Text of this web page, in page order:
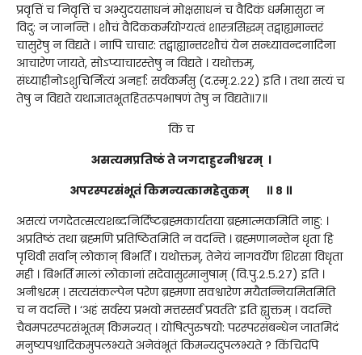
प्रवृत्तिं च निवृत्तिं च अभ्युदयसाधनं मोक्षसाधनं च वैदिकं धर्ममासुरा न
विदु: न जानन्ति । शौचं वैदिककर्मयोग्यत्वं शास्त्रसिद्धम् तद्बाह्यमान्तरं
चासुरेषु न विद्यते । नापि चाचार: तद्बाह्यान्तरशौचं येन सन्ध्यावन्दनादिना
आचारेण जायते, सोऽप्याचारस्तेषु न विद्यते । यथोक्तम्,
संध्याहीनोऽशुचिर्नित्यं अनर्हा: सर्वकर्मसु (द.स्मृ.२.२२) इति । तथा सत्यं च
तेषु न विद्यते यथाज्ञातभूतहितरूपभाषणं तेषु न विद्यते॥७॥
किं च
असत्यमप्रतिष्ठं ते जगदाहुरनीश्वरम् ।
अपरस्परसंभूतं किमन्यत्कामहेतुकम् ॥ ८ ॥
असत्यं जगदेतत्सत्यशब्दनिर्दिष्टब्रह्मकार्यतया ब्रह्मात्मकमिति नाहु: ।
अप्रतिष्ठं तथा ब्रह्मणि प्रतिष्ठितमिति न वदन्ति । ब्रह्मणानन्तेन धृता हि
पृथिवी सर्वान् लोकान् बिभर्ति । यथोक्तम्, तेनेयं नागवर्येण शिरसा विधृता
मही । बिभर्ति मालां लोकानां सदेवासुरमानुषाम् (वि.पु.२.५.२७) इति ।
अनीश्वरम् । सत्यसंकल्पेन परेण ब्रह्मणा सवश्वारेण मयैतन्नियमितमिति
च न वदन्ति । ‘अहं सर्वस्य प्रभवो मत्तस्सर्वं प्रवर्तते‘ इति ह्युक्तम् । वदन्ति
चैवमपरस्परसंभूतम् किमन्यत् । योषित्पुरुषयो: परस्परसंबन्धेन जातमिदं
मनुष्यपश्वादिकमुपलभ्यते अनेवंभूतं किमन्यदुपलभ्यते ? किंचिदपि